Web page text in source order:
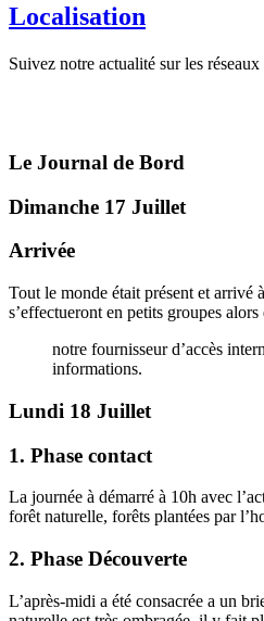
Localisation
Suivez notre actualité sur les
Le Journal de Bord
Dimanche 17 Juillet
Arrivée
Tout le monde était présent et arrivé
s’effectueront en petits groupes
notre fournisseur d’accès
informations.
Lundi 18 Juillet
1. Phase contact
La journée à démarré à 10h avec
forêt naturelle, forêts plantées par
2. Phase Découverte
L’après-midi a été consacrée a un